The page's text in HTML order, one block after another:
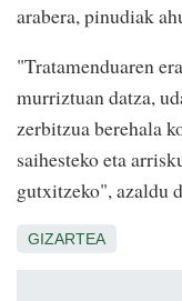
arabera, pinudiak
"Tratamenduaren
murriztuan datza,
zerbitzua berehala
saihesteko eta
gutxitzeko", azaldu
GIZARTEA